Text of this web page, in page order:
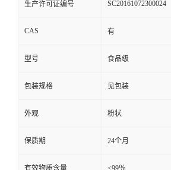
生产许可证编号 SC20161072300024
CAS 有
型号 食品级
包装规格 见包装
外观 粉状
保质期 24个月
有效物质含量 ≤99％